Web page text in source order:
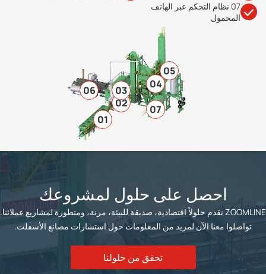
07 نظام التحكم عبر الهاتف
المحمول
01
02
03 04
05
06
07
احصل على حلول لمشروعك
ZOOMLINE نقدم حلولاً اقتصادية، صديقة للبيئة، مرنة، ومتطورة لمشاريع عملائنا.
تواصلوا معنا الآن لمزيد من المعلومات حول استشارات مصانع الأسفلت.
تحقق من حلولنا